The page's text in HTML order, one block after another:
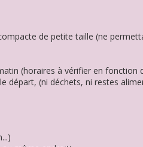
de petite taille (ne
(horaires à vérifier en fonction
départ, (ni déchets, ni restes